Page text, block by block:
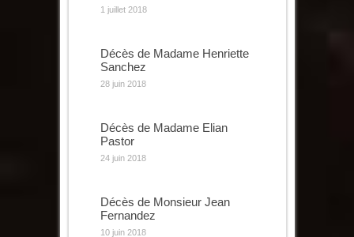
1 juillet 2018
Décès de Madame Henriette
Sanchez
28 juin 2018
Décès de Madame Elian
Pastor
24 juin 2018
Décès de Monsieur Jean
Fernandez
10 juin 2018